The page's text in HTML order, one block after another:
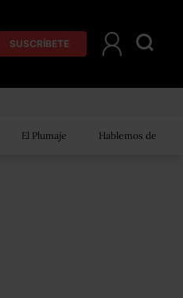
SUSCRÍBETE
El Plumaje Hablemos de